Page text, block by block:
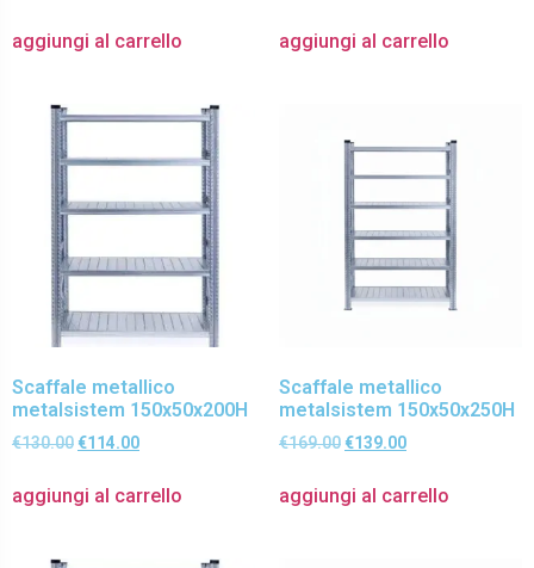
aggiungi al carrello aggiungi al carrello
Scaffale metallico
metalsistem 150x50x200H
€130.00 €114.00
aggiungi al carrello
Scaffale metallico
metalsistem 150x50x250H
€169.00 €139.00
aggiungi al carrello